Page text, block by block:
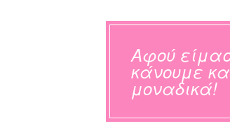
Αφού
κάνουμε
μοναδικά!